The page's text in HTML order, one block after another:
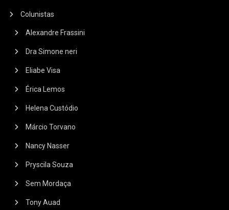
Colunistas
Alexandre Frassini
Dra Simone neri
Eliabe Visa
Érica Lemos
Helena Custódio
Márcio Torvano
Nancy Nasser
Pryscila Souza
Sem Mordaça
Tony Auad